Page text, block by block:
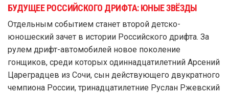
БУДУЩЕЕ РОССИЙСКОГО ДРИФТА: ЮНЫЕ ЗВЁЗДЫ
Отдельным событием станет второй детско-
юношеский зачет в истории Российского дрифта. За
рулем дрифт-автомобилей новое поколение
гонщиков, среди которых одиннадцатилетний Арсений
Цареградцев из Сочи, сын действующего двукратного
чемпиона России, тринадцатилетние Руслан Ржевский